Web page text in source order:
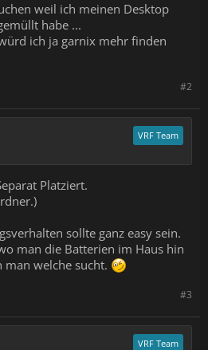
weil ich meinen Desktop
habe ...
ich ja garnix mehr finden
#2
VRF Team
Platziert.
sollte ganz easy sein.
man die Batterien im Haus hin
man welche sucht.
#3
VRF Team